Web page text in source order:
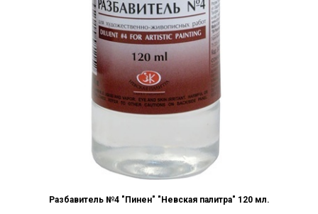
Разбавитель №4 "Пинен" "Невская палитра" 120 мл.